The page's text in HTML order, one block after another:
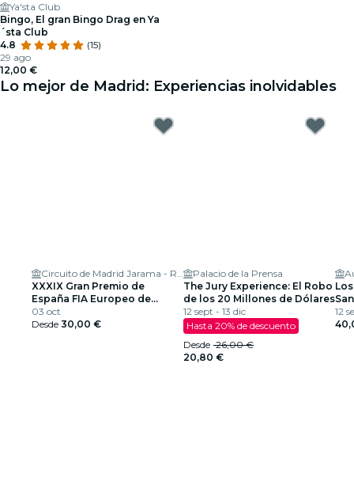
Ya'sta Club
Bingo, El gran Bingo Drag en Ya
´sta Club
4.8
(15)
29 ago
12,00 €
Lo mejor de Madrid: Experiencias inolvidables
Circuito de Madrid Jarama - RACE
XXXIX Gran Premio de
España FIA Europeo de
Camiones
03 oct
Desde 30,00 €
Palacio de la Prensa
The Jury Experience: El Robo
de los 20 Millones de Dólares
12 sept - 13 dic
Hasta 20% de descuento
Desde 26,00 €
20,80 €
12